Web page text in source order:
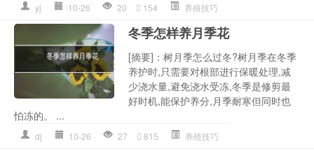
yj 10-26 20 154 养殖技巧
冬季怎样养月季花
[摘要]：树月季怎么过冬?树月季在冬季
养护时,只需要对根部进行保暖处理,减
少浇水量,避免浇水受冻,冬季是修剪最
好时机,能保护养分,月季耐寒但同时也
怕冻的。 ...
dj 10-26 27 815 养殖技巧